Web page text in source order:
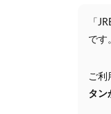
「
です
ご利
タン